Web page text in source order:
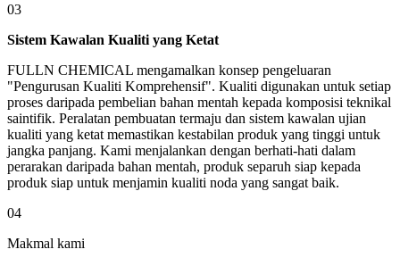
03
Sistem Kawalan Kualiti yang Ketat
FULLN CHEMICAL mengamalkan konsep pengeluaran
"Pengurusan Kualiti Komprehensif". Kualiti digunakan untuk setiap
proses daripada pembelian bahan mentah kepada komposisi teknikal
saintifik. Peralatan pembuatan termaju dan sistem kawalan ujian
kualiti yang ketat memastikan kestabilan produk yang tinggi untuk
jangka panjang. Kami menjalankan dengan berhati-hati dalam
perarakan daripada bahan mentah, produk separuh siap kepada
produk siap untuk menjamin kualiti noda yang sangat baik.
04
Makmal kami